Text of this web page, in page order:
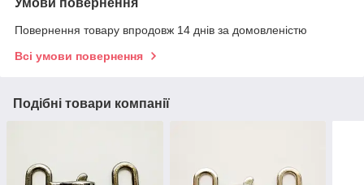
Повернення товару впродовж 14 днів за домовленістю
Всі умови повернення
Подібні товари компанії